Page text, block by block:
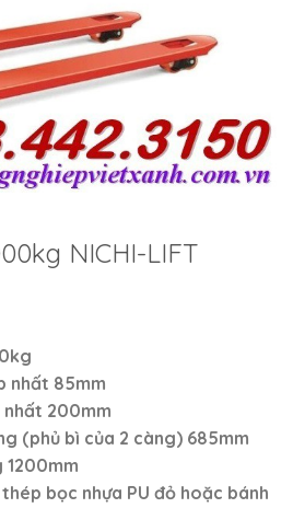
NICHI-LIFT
nhất 85mm
nhất 200mm
(phủ bì của 2 càng) 685mm
1200mm
bọc nhựa PU đỏ hoặc bánh